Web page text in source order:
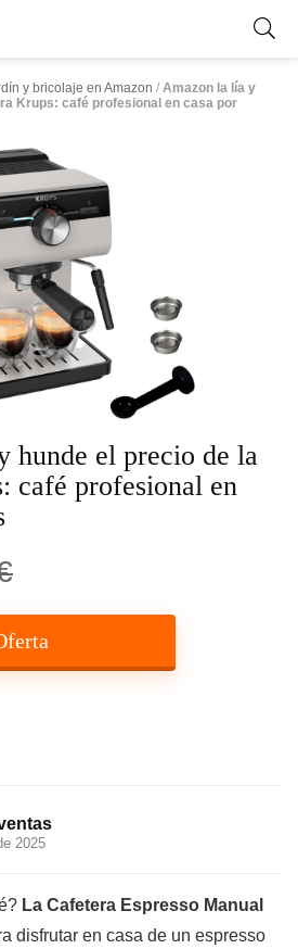
y bricolaje en Amazon / Amazon la lía y
Krups: café profesional en casa por
hunde el precio de la
café profesional en
2025
La Cafetera Espresso Manual
disfrutar en casa de un espresso